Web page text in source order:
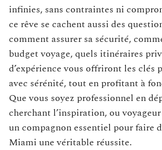
infinies, sans contraintes ni
ce rêve se cachent aussi des
comment assurer sa sécurité,
budget voyage, quels itinéraires
d’expérience vous offriront les clés
avec sérénité, tout en profitant à
Que vous soyez professionnel en
cherchant l’inspiration, ou
un compagnon essentiel pour faire
Miami une véritable réussite.